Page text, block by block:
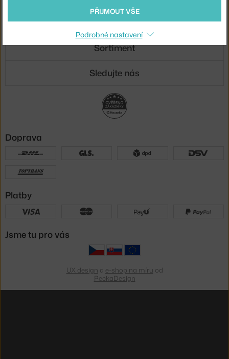
PŘIJMOUT VŠE
Podrobné nastavení
Nákup
Sortiment
Sledujte nás
Doprava
Platby
Jsme tu pro vás
UX design a e-shop na míru od
PeckaDesign